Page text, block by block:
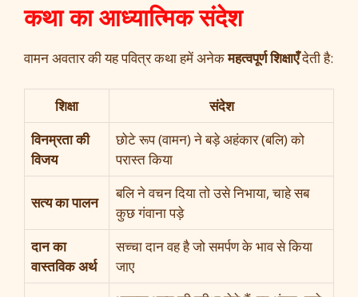
कथा का आध्यात्मिक संदेश
वामन अवतार की यह पवित्र कथा हमें अनेकमहत्वपूर्ण शिक्षाएँदेती है:
शिक्षा
संदेश
विनम्रता की
विजय
छोटे रूप (वामन) ने बड़े अहंकार (बलि) को
परास्त किया
सत्य का पालन
बलि ने वचन दिया तो उसे निभाया, चाहे सब
कुछ गंवाना पड़े
दान का
वास्तविक अर्थ
सच्चा दान वह है जो समर्पण के भाव से किया
जाए